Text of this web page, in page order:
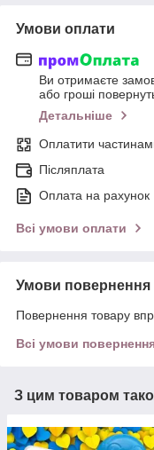
Умови оплати
Ви отримаєте
або гроші
Детальніше
Оплатити
Післяплата
Оплата на рахунок
Всі умови оплати
Умови повернення
Повернення товару
Всі умови
З цим товаром